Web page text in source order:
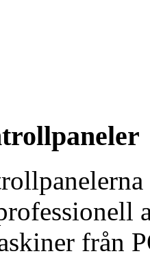
från